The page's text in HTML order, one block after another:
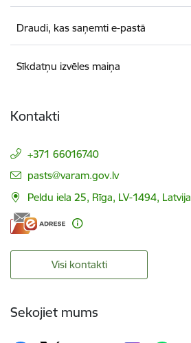
Draudi, kas saņemti e-pastā
Sīkdatņu izvēles maiņa
Kontakti
+371 66016740
E-pasts:
pasts@varam.gov.lv
Peldu iela 25, Rīga, LV-1494, Latvija
Visi kontakti
Sekojiet mums